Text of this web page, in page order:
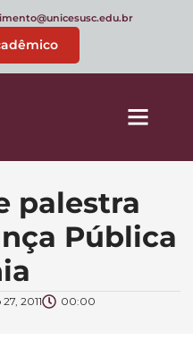
palestra
Pública
2011 00:00